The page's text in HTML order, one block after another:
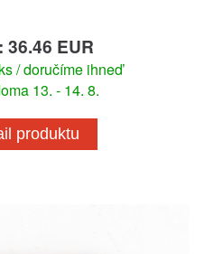
36.46 EUR
/ doručíme ihneď
13. - 14. 8.
produktu